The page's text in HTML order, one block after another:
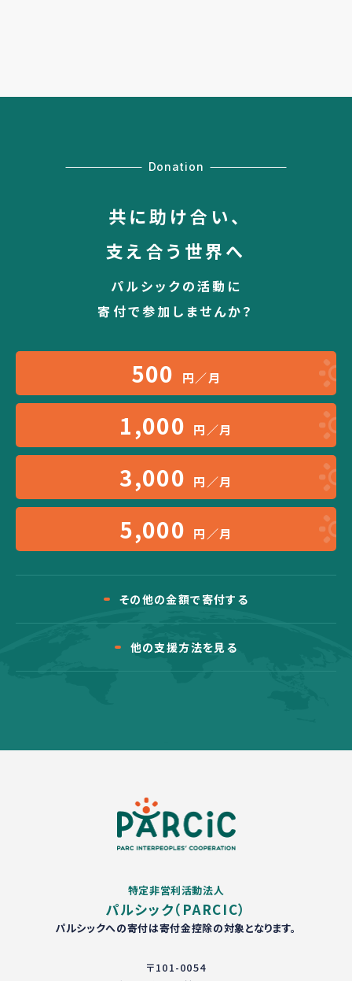
Donation
共に助け合い、
支え合う世界へ
パルシックの活動に
寄付で参加しませんか？
500 円／月
1,000 円／月
3,000 円／月
5,000 円／月
その他の金額で寄付する
他の支援方法を見る
特定非営利活動法人
パルシック（PARCIC）
パルシックへの寄付は寄付金控除の対象となります。
〒101-0054